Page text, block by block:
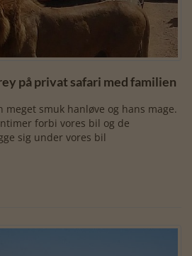
på privat safari med familien
meget smuk hanløve og hans mage.
forbi vores bil og de
sig under vores bil